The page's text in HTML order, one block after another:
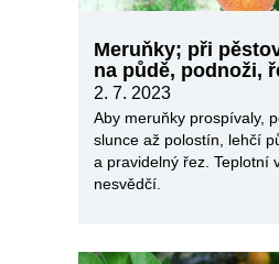
Meruňky; při
na půdě, podnoži,
ochraně
2. 7. 2023
Aby meruňky prospívaly,
slunce až polostín, lehčí
a pravidelný řez. Teplotní
nesvědčí.